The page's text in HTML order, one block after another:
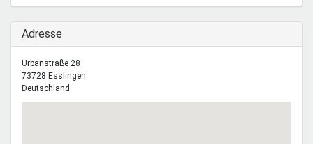
Ausblenden
Adresse
Urbanstraße 28
73728 Esslingen
Deutschland